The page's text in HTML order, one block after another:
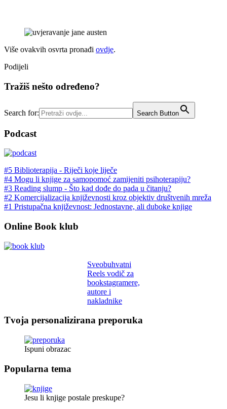
Više ovakvih osvrta pronađi ovdje.
Podijeli
Tražiš nešto određeno?
Search for: Search Button
Podcast
#5 Biblioterapija - Riječi koje liječe
#4 Mogu li knjige za samopomoć zamijeniti psihoterapiju?
#3 Reading slump - Što kad dođe do pada u čitanju?
#2 Komercijalizacija književnosti kroz objektiv društvenih mreža
#1 Pristupačna književnost: Jednostavne, ali duboke knjige
Online Book klub
Sveobuhvatni
Reels vodič za
bookstagramere,
autore i
nakladnike
Tvoja personalizirana preporuka
Ispuni obrazac
Popularna tema
Jesu li knjige postale preskupe?